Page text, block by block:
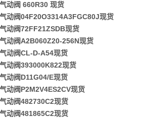
动阀 660R30 现货
动阀04F20O3314A3FGC80J现货
动阀72FF21ZSDB现货
动阀A2B060Z20-256N现货
动阀CL-D-A54现货
动阀393000K822现货
动阀D11G04/E现货
动阀P2M2V4ES2CV现货
动阀482730C2现货
动阀481865C2现货